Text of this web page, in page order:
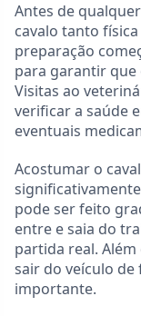
Antes de
cavalo tanto
preparação
para garantir que
Visitas ao
verificar a saúde
eventuais
Acostumar o
pode ser feito
entre e saia do
partida real.
sair do veículo
importante.